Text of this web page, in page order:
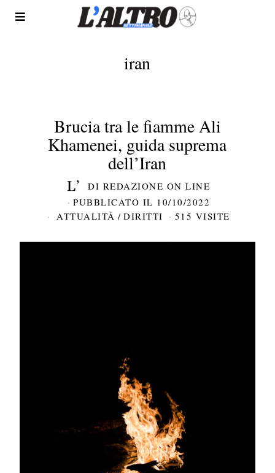
iran
Brucia tra le fiamme Ali
Khamenei, guida suprema
dell’Iran
DI REDAZIONE ON LINE
PUBBLICATO IL 10/10/2022
ATTUALITÀ / DIRITTI 515 VISITE